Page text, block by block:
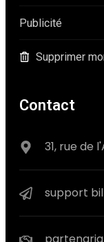
Publicité
Supprimer
Contact
31, rue de
support